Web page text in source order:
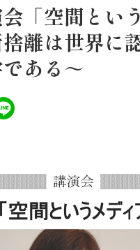
「空間とい
離は世界に
ある～